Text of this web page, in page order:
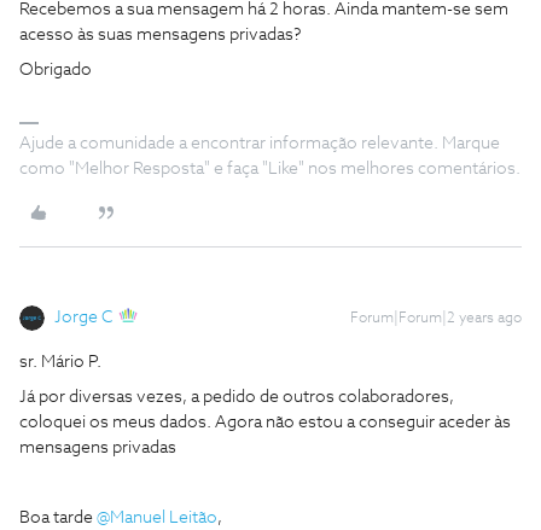
Recebemos a sua mensagem há 2 horas. Ainda mantem-se sem
acesso às suas mensagens privadas?
Obrigado
Ajude a comunidade a encontrar informação relevante. Marque
como "Melhor Resposta" e faça "Like" nos melhores comentários.
Jorge C Forum|Forum|2 years ago
sr. Mário P.
Já por diversas vezes, a pedido de outros colaboradores,
coloquei os meus dados. Agora não estou a conseguir aceder às
mensagens privadas
Boa tarde @Manuel Leitão,